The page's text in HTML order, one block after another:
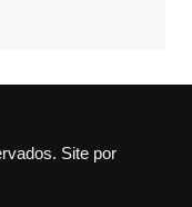
Site por